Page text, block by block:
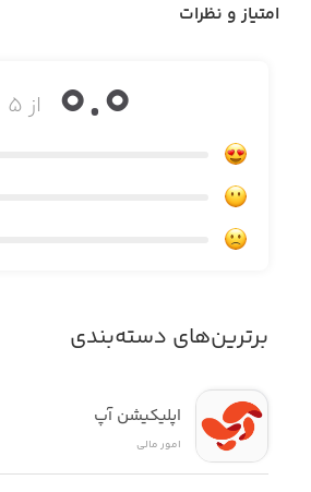
امتیاز و نظرات
از ۵ 0.0
برترین‌های دسته‌بندی
اپلیکیشن آپ
امور ‌مالی